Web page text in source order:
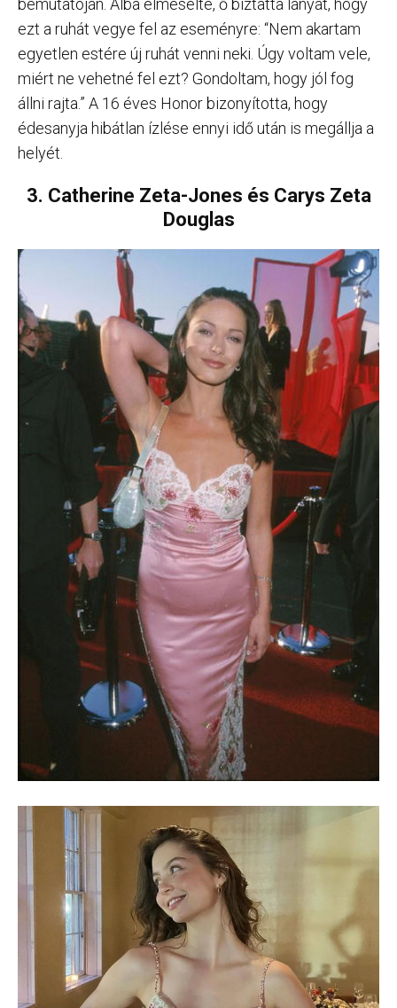
bemutatóján. Alba elmesélte, ő biztatta lányát, hogy
ezt a ruhát vegye fel az eseményre: “Nem akartam
egyetlen estére új ruhát venni neki. Úgy voltam vele,
miért ne vehetné fel ezt? Gondoltam, hogy jól fog
állni rajta.” A 16 éves Honor bizonyította, hogy
édesanyja hibátlan ízlése ennyi idő után is megállja a
helyét.
3. Catherine Zeta-Jones és Carys Zeta
Douglas